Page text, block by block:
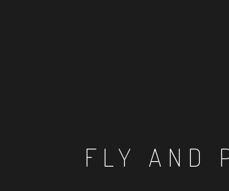
FLY AND